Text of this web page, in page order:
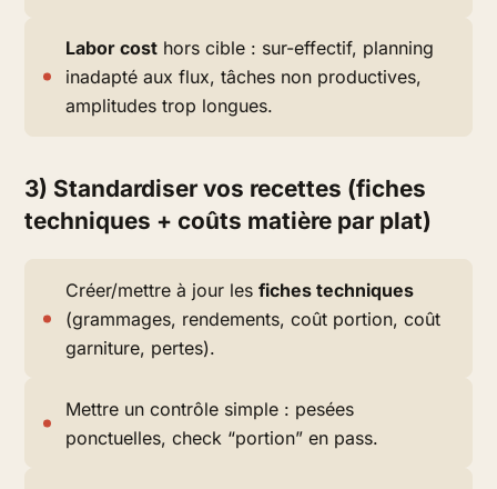
Labor cost hors cible : sur-effectif, planning
inadapté aux flux, tâches non productives,
amplitudes trop longues.
3) Standardiser vos recettes (fiches
techniques + coûts matière par plat)
Créer/mettre à jour lesfiches techniques
(grammages, rendements, coût portion, coût
garniture, pertes).
Mettre un contrôle simple : pesées
ponctuelles, check “portion” en pass.